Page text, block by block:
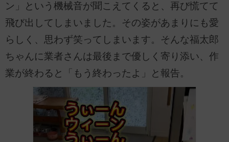
ン」という機械音が聞こえてくると、再び慌てて
飛び出してしまいました。その姿があまりにも愛
らしく、思わず笑ってしまいます。そんな福太郎
ちゃんに業者さんは最後まで優しく寄り添い、作
業が終わると「もう終わったよ」と報告。